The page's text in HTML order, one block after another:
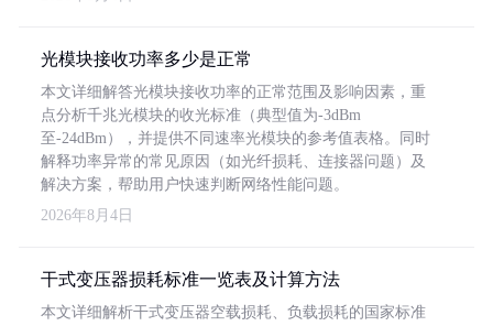
光模块接收功率多少是正常
本文详细解答光模块接收功率的正常范围及影响因素，重
点分析千兆光模块的收光标准（典型值为-3dBm
至-24dBm），并提供不同速率光模块的参考值表格。同时
解释功率异常的常见原因（如光纤损耗、连接器问题）及
解决方案，帮助用户快速判断网络性能问题。
2026年8月4日
干式变压器损耗标准一览表及计算方法
本文详细解析干式变压器空载损耗、负载损耗的国家标准